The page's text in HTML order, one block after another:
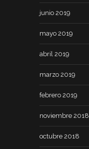
junio 2019
mayo 2019
abril 2019
marzo 2019
febrero 2019
noviembre 2018
octubre 2018